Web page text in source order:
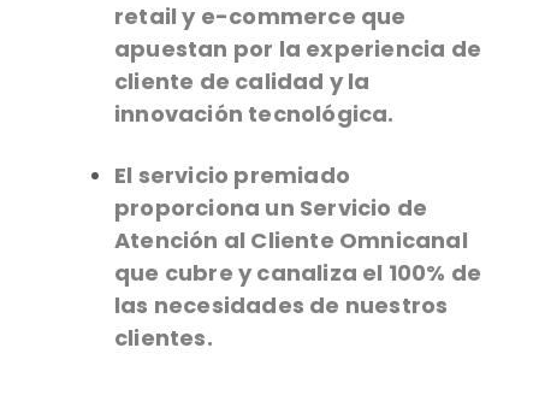
retail y e-commerce que
apuestan por la experiencia de
cliente de calidad y la
innovación tecnológica.
El servicio premiado
proporciona un Servicio de
Atención al Cliente Omnicanal
que cubre y canaliza el 100% de
las necesidades de nuestros
clientes.